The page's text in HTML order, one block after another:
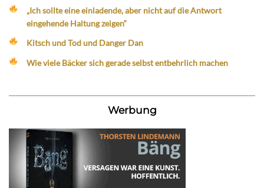
„Ich sollte eine einladende, aber nicht auf die Antwort
eingehende Haltung zeigen“
Kitsch und Tod und Danger Dan
Wie viele Bäcker sich gerade selbst entbehrlich machen
Werbung